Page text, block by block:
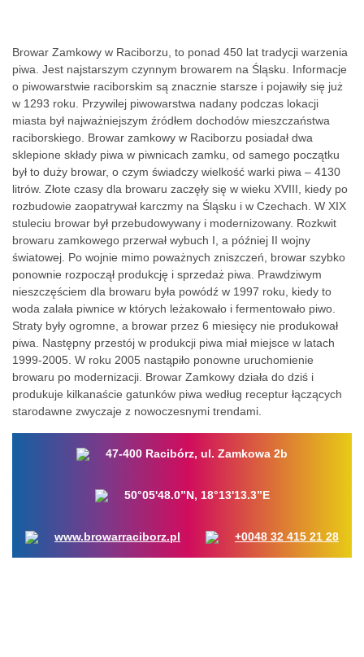
Browar Zamkowy w Raciborzu, to ponad 450 lat tradycji warzenia
piwa. Jest najstarszym czynnym browarem na Śląsku. Informacje
o piwowarstwie raciborskim są znacznie starsze i pojawiły się już
w 1293 roku. Przywilej piwowarstwa nadany podczas lokacji
miasta był najważniejszym źródłem dochodów mieszczaństwa
raciborskiego. Browar zamkowy w Raciborzu posiadał dwa
sklepione składy piwa w piwnicach zamku, od samego początku
był to duży browar, o czym świadczy wielkość warki piwa – 4130
litrów. Złote czasy dla browaru zaczęły się w wieku XVIII, kiedy po
rozbudowie zaopatrywał karczmy na Śląsku i w Czechach. W XIX
stuleciu browar był przebudowywany i modernizowany. Rozkwit
browaru zamkowego przerwał wybuch I, a później II wojny
światowej. Po wojnie mimo poważnych zniszczeń, browar szybko
ponownie rozpoczął produkcję i sprzedaż piwa. Prawdziwym
nieszczęściem dla browaru była powódź w 1997 roku, kiedy to
woda zalała piwnice w których leżakowało i fermentowało piwo.
Straty były ogromne, a browar przez 6 miesięcy nie produkował
piwa. Następny przestój w produkcji piwa miał miejsce w latach
1999-2005. W roku 2005 nastąpiło ponowne uruchomienie
browaru po modernizacji. Browar Zamkowy działa do dziś i
produkuje kilkanaście gatunków piwa według receptur łączących
starodawne zwyczaje z nowoczesnymi trendami.
47-400 Racibórz, ul. Zamkowa 2b
50°05'48.0”N, 18°13'13.3”E
www.browarraciborz.pl +0048 32 415 21 28